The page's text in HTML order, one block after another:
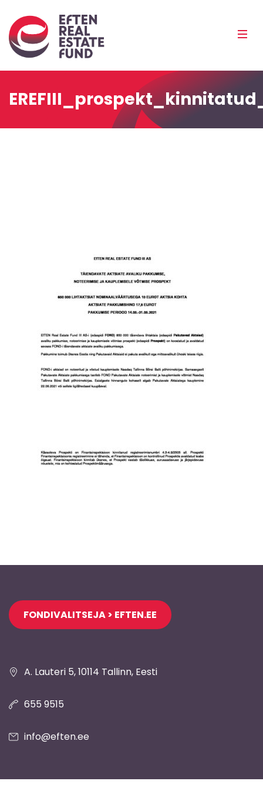
Jaluse
navigatsioon
A. Lauteri 5, 10114 Tallinn, Eesti
FONDIVALITSEJA > EFTEN.EE
655 9515
info@eften.ee